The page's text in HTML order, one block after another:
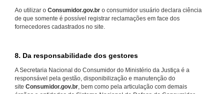
Ao utilizar o Consumidor.gov.br o consumidor usuário declara ciência
de que somente é possível registrar reclamações em face dos
fornecedores cadastrados no site.
8. Da responsabilidade dos gestores
A Secretaria Nacional do Consumidor do Ministério da Justiça é a
responsável pela gestão, disponibilização e manutenção do
site Consumidor.gov.br, bem como pela articulação com demais